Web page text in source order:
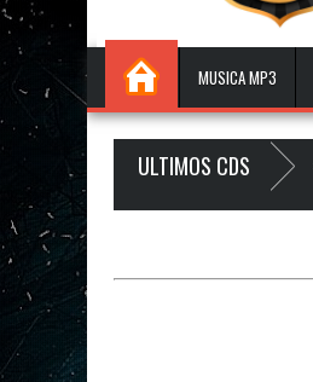
MUSICA MP3
ULTIMOS CDS
Um é NóIzZ - JUSSIGRAVACOES.com